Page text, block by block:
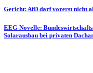
Gericht: AfD darf vorerst nicht
EEG-Novelle:
Solarausbau bei privaten